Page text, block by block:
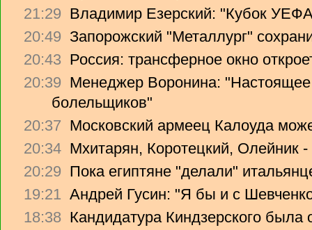
21:29 Владимир Езерский: "Кубок
20:49 Запорожский "Металлург"
20:43 Россия: трансферное окно
20:39 Менеджер Воронина: "Настоящее
болельщиков"
20:37 Московский армеец Калоуда
20:34 Мхитарян, Коротецкий, Олейник -
20:29 Пока египтяне "делали"
19:21 Андрей Гусин: "Я бы и с
18:38 Кандидатура Киндзерского была